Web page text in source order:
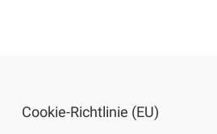
Cookie-Richtlinie (EU)